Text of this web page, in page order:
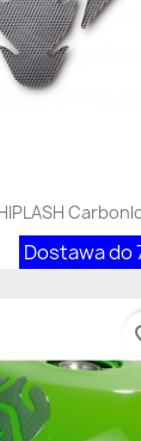
Dostawa do